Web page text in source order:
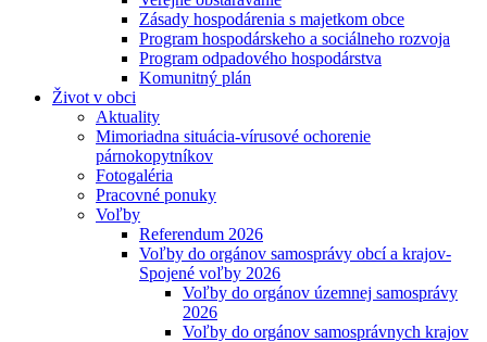
Zásady hospodárenia s majetkom obce
Program hospodárskeho a sociálneho rozvoja
Program odpadového hospodárstva
Komunitný plán
Život v obci
Aktuality
Mimoriadna situácia-vírusové ochorenie
párnokopytníkov
Fotogaléria
Pracovné ponuky
Voľby
Referendum 2026
Voľby do orgánov samosprávy obcí a krajov-
Spojené voľby 2026
Voľby do orgánov územnej samosprávy
2026
Voľby do orgánov samosprávnych krajov